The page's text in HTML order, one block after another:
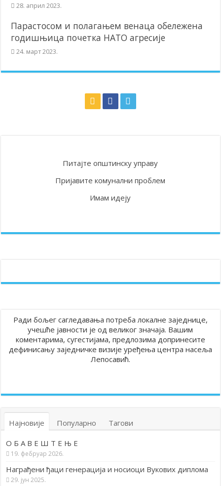
28. април 2023.
Парастосом и полагањем венаца обележена
годишњица почетка НАТО агресије
24. март 2023.
Питајте општинску управу
Пријавите комунални проблем
Имам идеју
Ради бољег сагледавања потреба локалне заједнице,
учешће јавности је од великог значаја. Вашим
коментарима, сугестијама, предлозима допринесите
дефинисању заједничке визије уређења центра насеља
Лепосавић.
Најновије Популарно Тагови
О Б А В Е Ш Т Е Њ Е
19. фебруар 2026.
Награђени ђаци генерација и носиоци Вукових диплома
29. јун 2025.